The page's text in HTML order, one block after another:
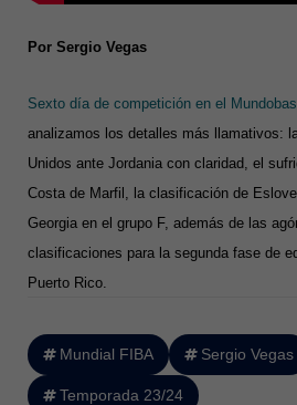
Por Sergio Vegas
Sexto día de competición en el
analizamos los detalles más llamativos:
Unidos ante Jordania con claridad, el
Costa de Marfil, la clasificación de
Georgia en el grupo F, además de las
clasificaciones para la segunda fase de
Puerto Rico.
Mundial FIBA Sergio Vegas
Temporada 23/24